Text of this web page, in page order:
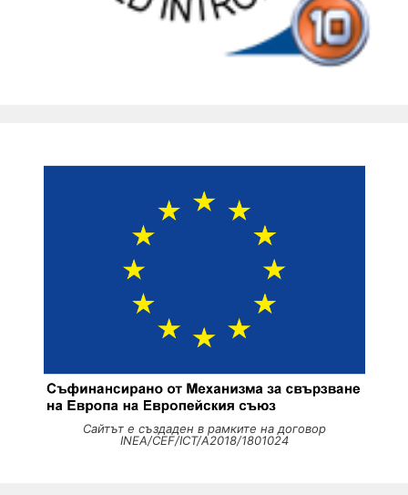
Сайтът е създаден в рамките на договор
INEA/CEF/ICT/A2018/1801024